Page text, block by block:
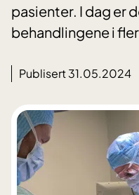
pasienter. I dag er
behandlingene i
Publisert 31.05.2024